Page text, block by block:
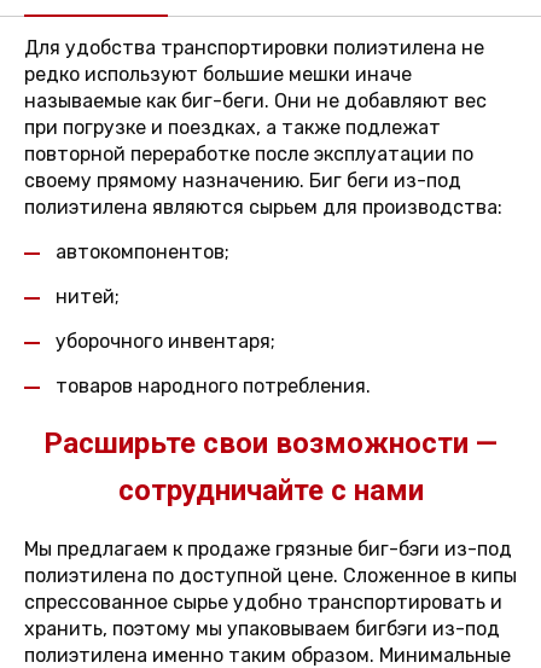
Для удобства транспортировки полиэтилена не
редко используют большие мешки иначе
называемые как биг-беги. Они не добавляют вес
при погрузке и поездках, а также подлежат
повторной переработке после эксплуатации по
своему прямому назначению. Биг беги из-под
полиэтилена являются сырьем для производства:
автокомпонентов;
нитей;
уборочного инвентаря;
товаров народного потребления.
Расширьте свои возможности —
сотрудничайте с нами
Мы предлагаем к продаже грязные биг-бэги из-под
полиэтилена по доступной цене. Сложенное в кипы
спрессованное сырье удобно транспортировать и
хранить, поэтому мы упаковываем бигбэги из-под
полиэтилена именно таким образом. Минимальные